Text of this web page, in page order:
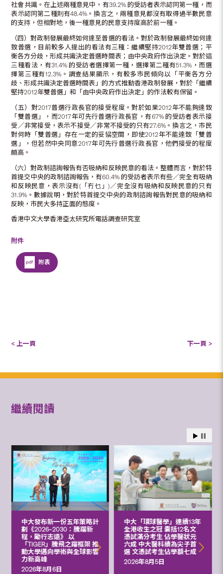
社會共識。在上述兩種意見中，有39.2% 的受訪者表示認同第一種，而
表示認同第二種則有48.4%。換言之，兩種意見都沒有取得過半數民意
的支持，但相對地，後一種意見的民意支持度高於前一種。
（四）對政制發展最終如何達至普選的看法。對於政制發展最終如何達
致普選，目前較多人提出的看法有三種：繼續堅持2012年雙普選；平
衡各方分歧，形成共識決定普選時間表；由中央政府作出決定。對於這
三種看法，有31.4% 的受訪者選擇第一種，選擇第二種有51.3%，而選
擇第三種有12.3%。調查結果顯示，有較多市民傾向以「平衡各方分
歧、形成共識決定普選時間表」的方式推動香港政制發展，對於「繼續
堅持2012年雙普選」和「由中央政府作出決定」的作法較有保留。
（五）對2017普選行政長官的接受程度。對於如果2012年不能夠達致
「雙普選」，而2017年可先行普選行政長官，有67% 的受訪者表示接
受／非常接受，表示不接受／非常不接受的只有27.6%。換言之，市民
對何時「雙普選」存在一定的妥協空間，即使2012年不能達致「雙普
選」，但若然中央同意2017年可先行普選行政長官，他們接受的程度
頗高。
（六）對政制諮詢報告有否吸納和反映民意的看法。整體而言，對於特
首提交中央的政制諮詢報告，有60.4% 的受訪者表示有些／完全有吸納
和反映民意，表示沒有(「冇乜」)／完全沒有吸納和反映民意的只有
31.9%。數據說明，對於特首提交中央的政制諮詢報告對民意的吸納和
反映，市民大多持正面的態度。
香港中文大學香港亞太研究所電話調查研究室
附件
附表
< 上一頁 下一頁 >
繼續閱讀
中大發布新一份五年策略計
劃《2026‒2030：騰躍新
程，勵行志遠》 以
「TIGER」騰飛之躍框架 推
動大學邁向學術與全球影響
力新高峰
2026年8月6日
中大「環球醫學」連續13年
全港收生之冠 囊括12名文
憑試滿分考生 佔學醫狀元
六成 中大醫科續為尖子首
選 文憑試考生佔學額七成
2026年8月5日